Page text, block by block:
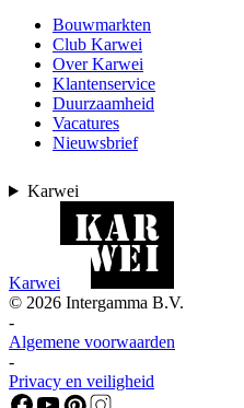
Bouwmarkten
Club Karwei
Over Karwei
Klantenservice
Duurzaamheid
Vacatures
Nieuwsbrief
Karwei
Karwei
© 2026 Intergamma B.V.
-
Algemene voorwaarden
-
Privacy en veiligheid